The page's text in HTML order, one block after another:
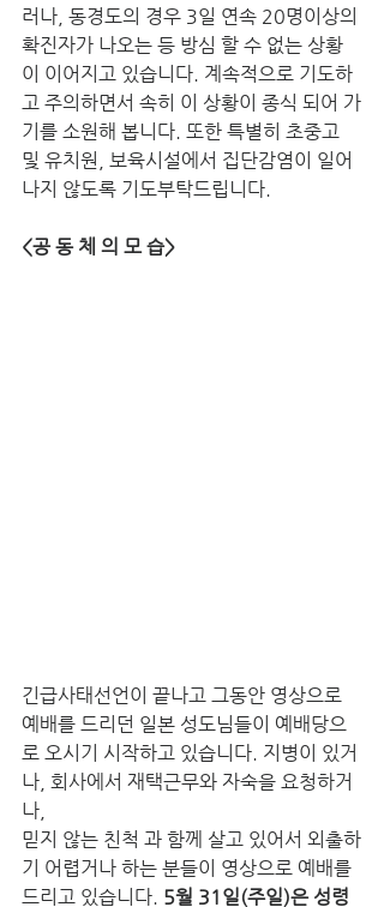
러나, 동경도의 경우 3일 연속 20명이상의
확진자가 나오는 등 방심 할 수 없는 상황
이 이어지고 있습니다. 계속적으로 기도하
고 주의하면서 속히 이 상황이 종식 되어 가
기를 소원해 봅니다. 또한 특별히 초중고
및 유치원, 보육시설에서 집단감염이 일어
나지 않도록 기도부탁드립니다.
<공 동 체 의 모 습>
긴급사태선언이 끝나고 그동안 영상으로
예배를 드리던 일본 성도님들이 예배당으
로 오시기 시작하고 있습니다. 지병이 있거
나, 회사에서 재택근무와 자숙을 요청하거
나,
믿지 않는 친척 과 함께 살고 있어서 외출하
기 어렵거나 하는 분들이 영상으로 예배를
드리고 있습니다. 5월 31일(주일)은 성령